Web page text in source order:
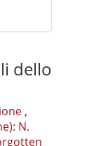
dello
,
N.